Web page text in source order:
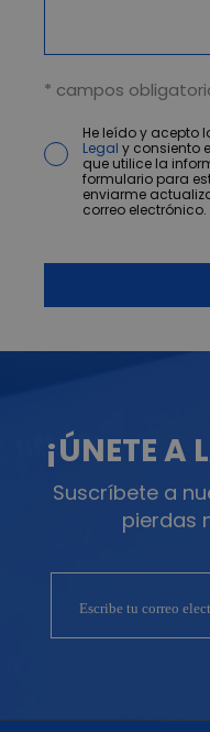
* campos
He leído y acepto
Legal y consiento
que utilice la
formulario para
enviarme
correo electrónico.
¡ÚNETE A
Suscríbete a
pierdas